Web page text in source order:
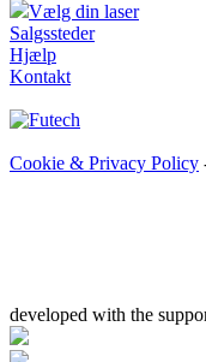
Vælg din laser
Salgssteder
Hjælp
Kontakt
Cookie & Privacy Policy
developed with the